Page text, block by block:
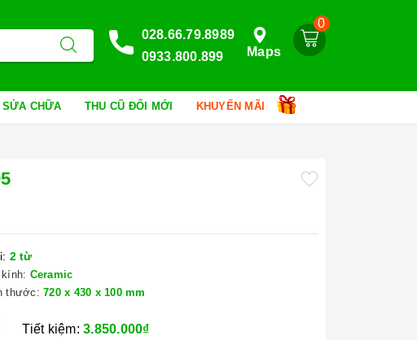
0
Maps
028.66.79.8989
0933.800.899
SỬA CHỮA THU CŨ ĐỔI MỚI KHUYẾN MÃI
2 từ
kính: Ceramic
thước: 720 x 430 x 100 mm
Tiết kiệm:3.850.000₫